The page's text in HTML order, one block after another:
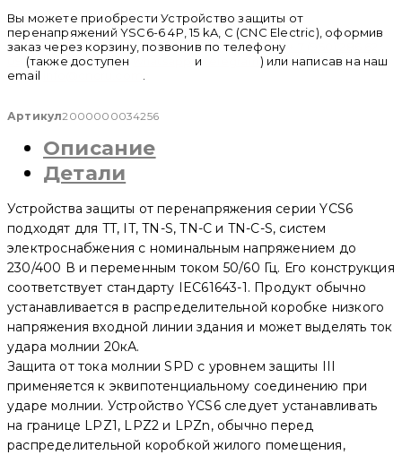
Вы можете приобрести Устройство защиты от
перенапряжений YSC6-6 4P, 15 kA, C (CNC Electric), оформив
заказ через корзину, позвонив по телефону
(также доступен и
) или написав на наш
email
Артикул2000000034256
Описание
Детали
Устройства защиты от перенапряжения серии YCS6
подходят для TT, IT, TN-S, TN-C и TN-C-S, систем
электроснабжения с номинальным напряжением до
230/400 В и переменным током 50/60 Гц. Его конструкция
соответствует стандарту IEC61643-1. Продукт обычно
устанавливается в распределительной коробке низкого
напряжения входной линии здания и может выделять ток
удара молнии 20кА.
Защита от тока молнии SPD с уровнем защиты III
применяется к эквипотенциальному соединению при
ударе молнии. Устройство YCS6 следует устанавливать
на границе LPZ1, LPZ2 и LPZn, обычно перед
распределительной коробкой жилого помещения,